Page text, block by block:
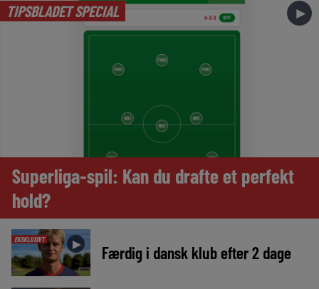
TIPSBLADET SPECIAL ►
Superliga-spil: Kan du drafte et perfekt
hold?
EKSKLUSIVT ► Færdig i dansk klub efter 2 dage